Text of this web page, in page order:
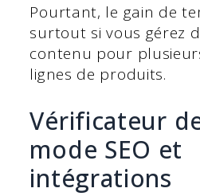
Pourtant, le gain de
surtout si vous gérez
contenu pour
lignes de produits.
Vérificateur
mode SEO et
intégrations